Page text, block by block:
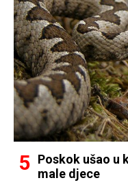
Poskok ušao u
male djece